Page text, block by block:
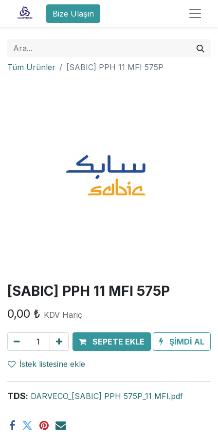
Bize Ulaşın
Tüm Ürünler [SABIC] PPH 11 MFI 575P
[SABIC] PPH 11 MFI 575P
0,00 ₺ KDV Hariç
SEPETE EKLE ŞİMDİ AL
İstek listesine ekle
TDS: DARVECO_[SABIC] PPH 575P_11 MFI.pdf